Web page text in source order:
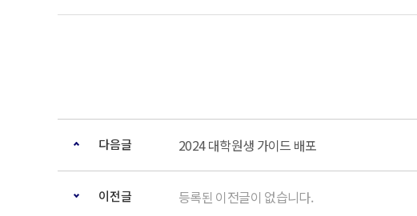
다음글 2024 대학원생 가이드 배포
이전글 등록된 이전글이 없습니다.